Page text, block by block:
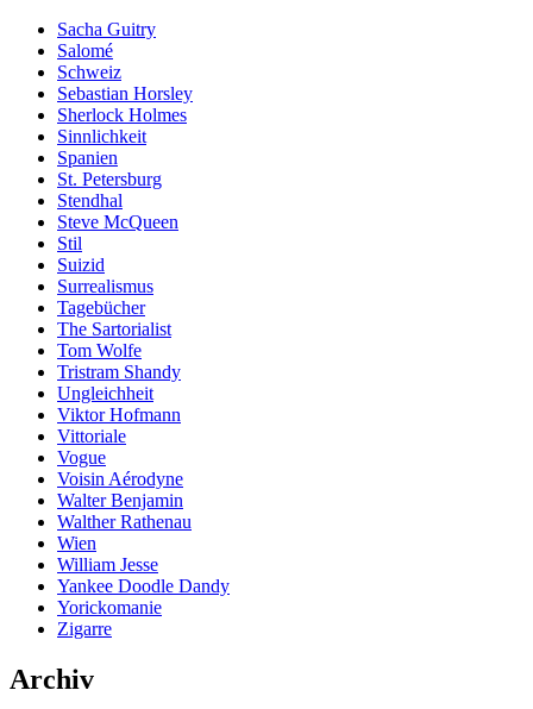
Sacha Guitry
Salomé
Schweiz
Sebastian Horsley
Sherlock Holmes
Sinnlichkeit
Spanien
St. Petersburg
Stendhal
Steve McQueen
Stil
Suizid
Surrealismus
Tagebücher
The Sartorialist
Tom Wolfe
Tristram Shandy
Ungleichheit
Viktor Hofmann
Vittoriale
Vogue
Voisin Aérodyne
Walter Benjamin
Walther Rathenau
Wien
William Jesse
Yankee Doodle Dandy
Yorickomanie
Zigarre
Archiv